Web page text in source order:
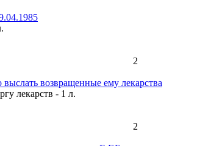
2
возвращенные ему лекарства
лекарств - 1 л.
2